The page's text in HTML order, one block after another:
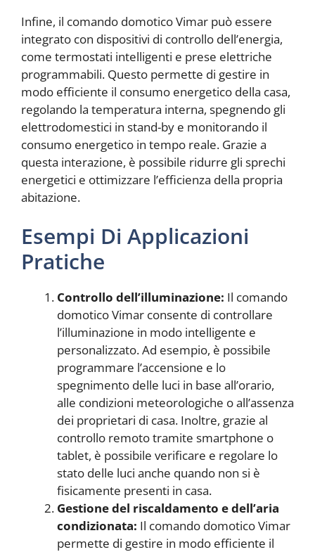
Infine, il comando domotico Vimar può essere
integrato con dispositivi di controllo dell’energia,
come termostati intelligenti e prese elettriche
programmabili. Questo permette di gestire in
modo efficiente il consumo energetico della casa,
regolando la temperatura interna, spegnendo gli
elettrodomestici in stand-by e monitorando il
consumo energetico in tempo reale. Grazie a
questa interazione, è possibile ridurre gli sprechi
energetici e ottimizzare l’efficienza della propria
abitazione.
Esempi Di Applicazioni
Pratiche
Controllo dell’illuminazione: Il comando
domotico Vimar consente di controllare
l’illuminazione in modo intelligente e
personalizzato. Ad esempio, è possibile
programmare l’accensione e lo
spegnimento delle luci in base all’orario,
alle condizioni meteorologiche o all’assenza
dei proprietari di casa. Inoltre, grazie al
controllo remoto tramite smartphone o
tablet, è possibile verificare e regolare lo
stato delle luci anche quando non si è
fisicamente presenti in casa.
Gestione del riscaldamento e dell’aria
condizionata: Il comando domotico Vimar
permette di gestire in modo efficiente il